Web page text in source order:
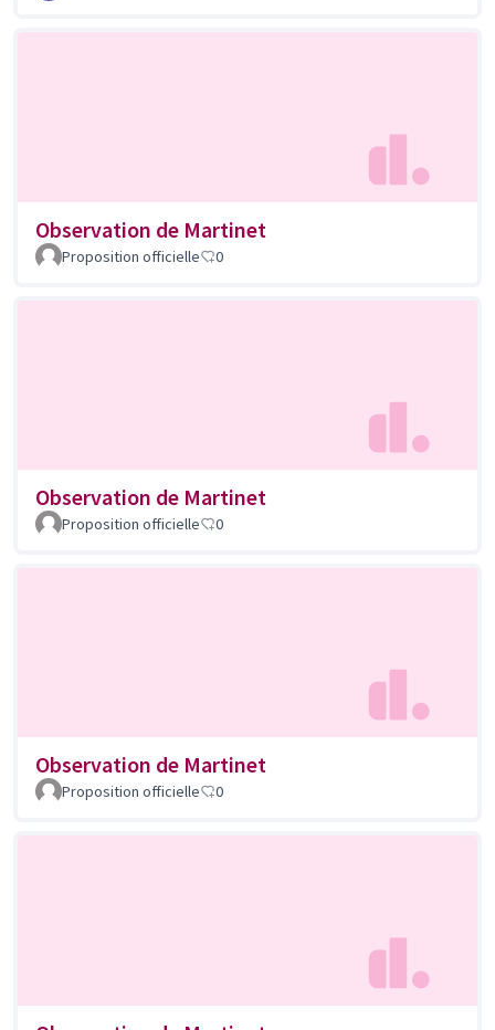
Observation de Martinet
Proposition officielle 0
Observation de Martinet
Proposition officielle 0
Observation de Martinet
Proposition officielle 0